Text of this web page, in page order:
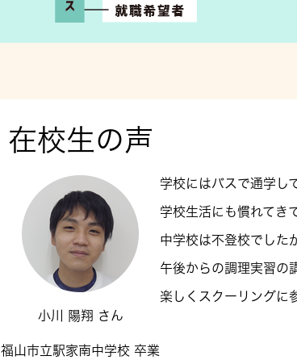
在校生の声
小川 陽翔 さん
福山市立駅家南中学校 卒業
学校にはバスで通学し
学校生活にも慣れてき
中学校は不登校でした
午後からの調理実習の
楽しくスクーリングに